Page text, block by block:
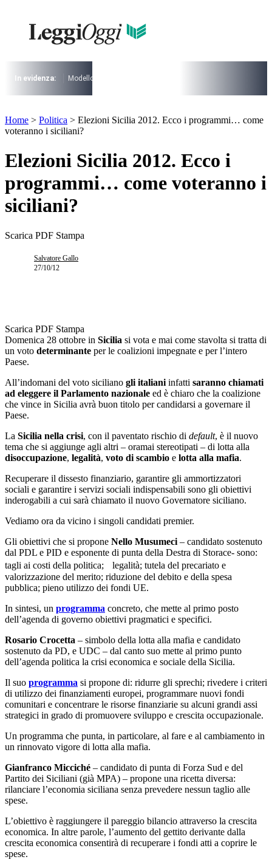
contenuto
Lorem ipsum dolor sit amet consectetur
In evidenza: Modello 730
I più cercati
Lorem ipsum dolor sit amet consectetur
Home > Politica > Elezioni Sicilia 2012. Ecco i programmi… come
voteranno i siciliani?
Elezioni Sicilia 2012. Ecco i
programmi… come voteranno i
siciliani?
Scarica PDF Stampa
Salvatore Gallo
27/10/12
Scarica PDF Stampa
Domenica 28 ottobre in Sicilia si vota e mai come stavolta si tratta di
un voto determinante per le coalizioni impegnate e per l’intero
Paese.
All’indomani del voto siciliano gli italiani infatti saranno chiamati
ad eleggere il Parlamento nazionale ed è chiaro che la coalizione
che vince in Sicilia avrà buon titolo per candidarsi a governare il
Paese.
La Sicilia nella crisi, con il paventato rischio di default, è il nuovo
tema che si aggiunge agli altri – oramai stereotipati – di lotta alla
disoccupazione, legalità, voto di scambio e lotta alla mafia.
Recuperare il dissesto finanziario, garantire gli ammortizzatori
sociali e garantire i servizi sociali indispensabili sono gli obiettivi
inderogabili a cui sarà chiamato il nuovo Governatore siciliano.
Vediamo ora da vicino i singoli candidati premier.
Gli obiettivi che si propone Nello Musumeci – candidato sostenuto
dal PDL e PID e esponente di punta della Destra di Storace- sono:
tagli ai costi della politica; legalità; tutela del precariato e
valorizzazione del merito; riduzione del debito e della spesa
pubblica; pieno utilizzo dei fondi UE.
In sintesi, un programma concreto, che mette al primo posto
dell’agenda di governo obiettivi pragmatici e specifici.
Rosario Crocetta – simbolo della lotta alla mafia e candidato
sostenuto da PD, e UDC – dal canto suo mette al primo punto
dell’agenda politica la crisi economica e sociale della Sicilia.
Il suo programma si propone di: ridurre gli sprechi; rivedere i criteri
di utilizzo dei finanziamenti europei, programmare nuovi fondi
comunitari e concentrare le risorse finanziarie su alcuni grandi assi
strategici in grado di promuovere sviluppo e crescita occupazionale.
Un programma che punta, in particolare, al fare e al cambiamento in
un rinnovato vigore di lotta alla mafia.
Gianfranco Micciché – candidato di punta di Forza Sud e del
Partito dei Siciliani (già MPA) – propone una ricetta diversa:
rilanciare l’economia siciliana senza prevedere nessun taglio alle
spese.
L’obiettivo è raggiungere il pareggio bilancio attraverso la crescita
economica. In altre parole, l’aumento del gettito derivante dalla
crescita economica consentirà di recuperare i fondi atti a coprire le
spese.